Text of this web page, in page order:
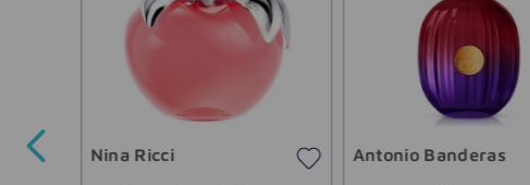
Nina Ricci Antonio Banderas